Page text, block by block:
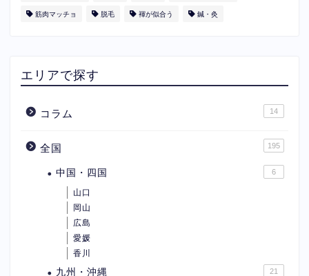
筋肉マッチョ 脱毛 褌が似合う 鍼・灸
エリアで探す
コラム 14
全国 195
中国・四国 6
山口
岡山
広島
愛媛
香川
九州・沖縄 21